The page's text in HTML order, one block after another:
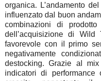
organica. L’andamento
influenzato dal buon
combinazioni di
dell’acquisizione di
favorevole con il primo
negativamente
destocking. Grazie al
indicatori di